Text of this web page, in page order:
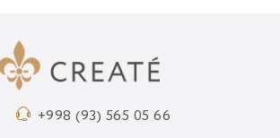
+998 (93) 565 05 66